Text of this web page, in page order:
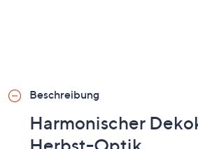
Beschreibung
Harmonischer